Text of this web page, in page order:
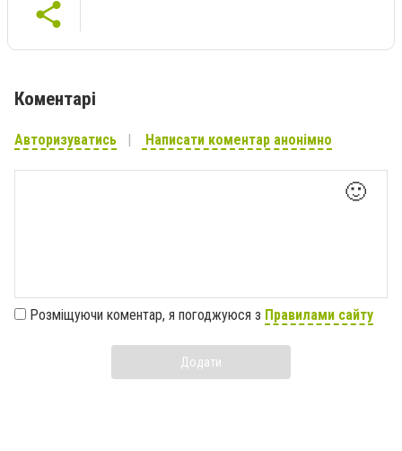
Коментарі
Авторизуватись Написати коментар анонімно
🙂
Розміщуючи коментар, я погоджуюся з Правилами сайту
Додати